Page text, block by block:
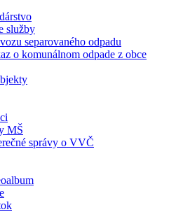
služby
separovaného odpadu
o komunálnom odpade z obce
MŠ
správy o VVČ